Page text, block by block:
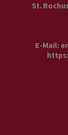
St.
E-Mail: